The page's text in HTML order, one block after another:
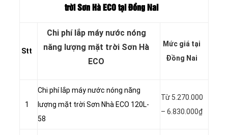
trời Sơn Hà ECO tại Đồng Nai
Stt
Chi phí lắp máy nước nóng
năng lượng mặt trời Sơn Hà
ECO
Mức giá tại
Đồng Nai
1
Chi phí lắp máy nước nóng năng
lượng mặt trời Sơn Nhà ECO 120L-
58
Từ 5.270.000
– 6.830.000₫